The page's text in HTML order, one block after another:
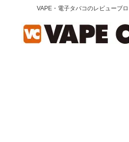
VAPE・電子タバコのレビューブ